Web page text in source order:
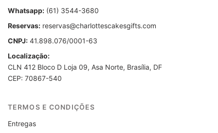
Whatsapp: (61) 3544-3680
Reservas: reservas@charlottescakesgifts.com
CNPJ: 41.898.076/0001-63
Localização:
CLN 412 Bloco D Loja 09, Asa Norte, Brasília, DF
CEP: 70867-540
TERMOS E CONDIÇÕES
Entregas